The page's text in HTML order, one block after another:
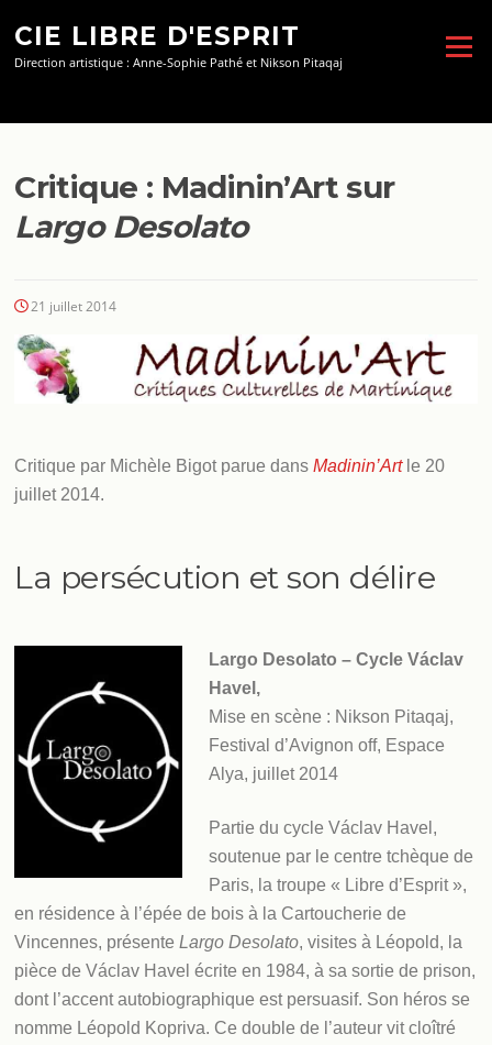
contenu
CIE LIBRE D'ESPRIT
Direction artistique : Anne-Sophie Pathé et Nikson Pitaqaj
Menu
Critique : Madinin’Art sur
Largo Desolato
21 juillet 2014
Critique par Michèle Bigot parue dansMadinin’Artle 20
juillet 2014.
La persécution et son délire
Largo Desolato – Cycle Václav
Havel,
Mise en scène : Nikson Pitaqaj,
Festival d’Avignon off, Espace
Alya, juillet 2014
Partie du cycle Václav Havel,
soutenue par le centre tchèque de
Paris, la troupe « Libre d’Esprit »,
en résidence à l’épée de bois à la Cartoucherie de
Vincennes, présenteLargo Desolato, visites à Léopold, la
pièce de Václav Havel écrite en 1984, à sa sortie de prison,
dont l’accent autobiographique est persuasif. Son héros se
nomme Léopold Kopriva. Ce double de l’auteur vit cloîtré